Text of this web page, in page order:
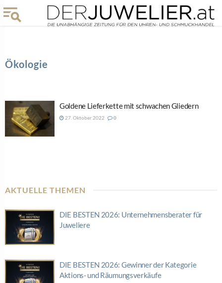
Ökologie
Goldene Lieferkette mit schwachen Gliedern
27. Oktober 2022 0
AKTUELLE THEMEN
DIE BESTEN 2026: Unternehmensberater für
Juweliere
DIE BESTEN 2026: Gewinner der Kategorie
Aktions- und Räumungsverkäufe